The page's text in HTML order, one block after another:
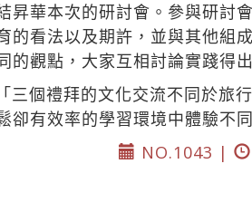
昇華本次的研討會。參與研討
的看法以及期許，並與其他組
的觀點，大家互相討論實踐得
三個禮拜的文化交流不同於旅
有效率的學習環境中體驗不
NO.1043 |